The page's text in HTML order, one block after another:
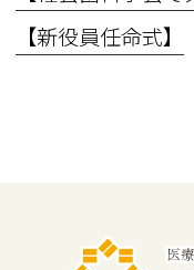
【新役員任命式】